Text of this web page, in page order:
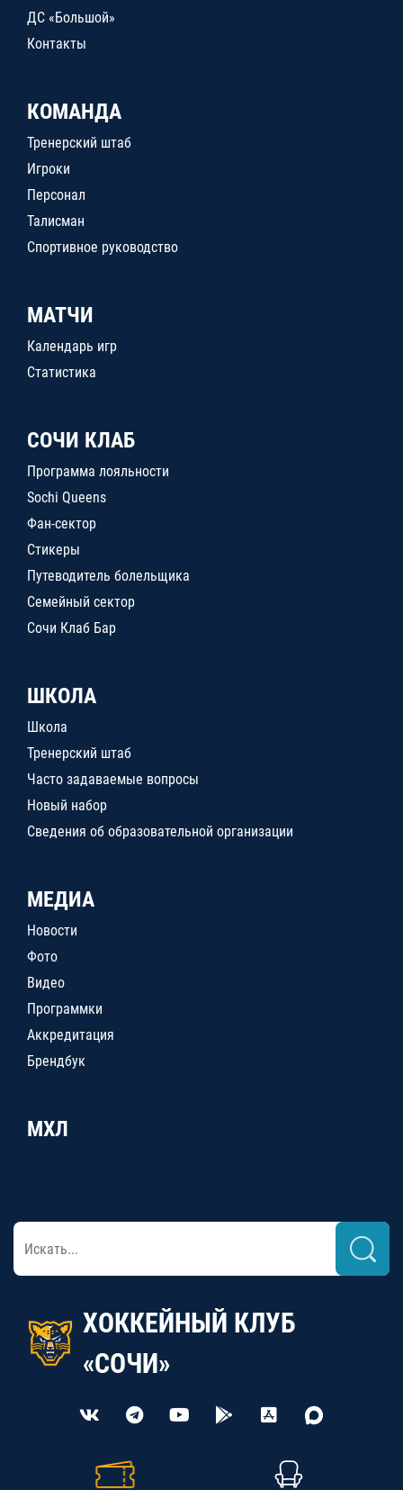
ДС «Большой»
Контакты
КОМАНДА
Тренерский штаб
Игроки
Персонал
Талисман
Спортивное руководство
МАТЧИ
Календарь игр
Статистика
СОЧИ КЛАБ
Программа лояльности
Sochi Queens
Фан-сектор
Стикеры
Путеводитель болельщика
Семейный сектор
Сочи Клаб Бар
ШКОЛА
Школа
Тренерский штаб
Часто задаваемые вопросы
Новый набор
Сведения об образовательной организации
МЕДИА
Новости
Фото
Видео
Программки
Аккредитация
Брендбук
МХЛ
ХОККЕЙНЫЙ КЛУБ
«СОЧИ»